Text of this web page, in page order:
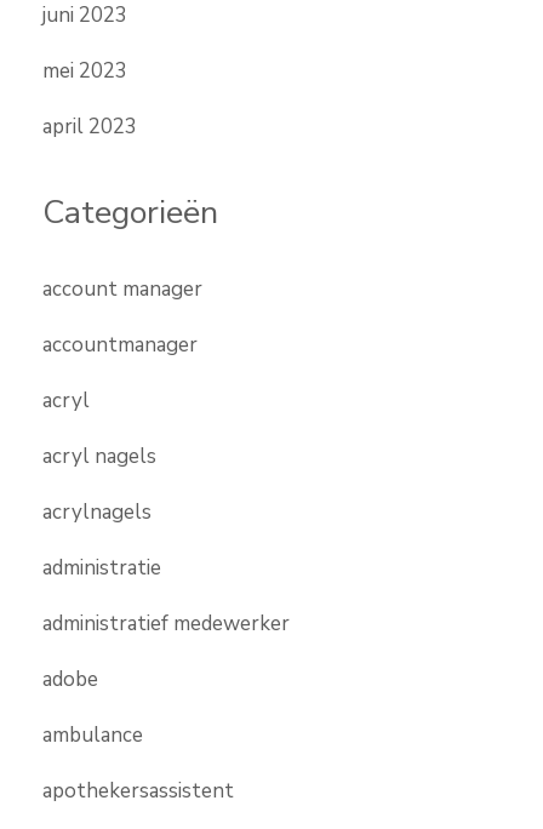
juni 2023
mei 2023
april 2023
Categorieën
account manager
accountmanager
acryl
acryl nagels
acrylnagels
administratie
administratief medewerker
adobe
ambulance
apothekersassistent